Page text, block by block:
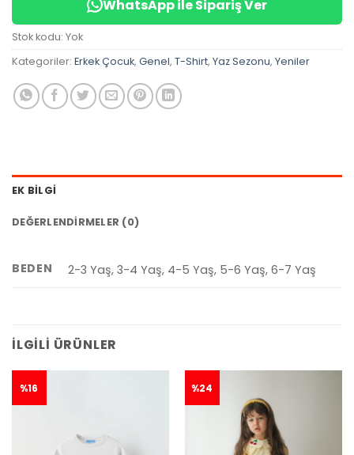
WhatsApp ile Sipariş Ver
Stok kodu: Yok
Kategoriler: Erkek Çocuk, Genel, T-Shirt, Yaz Sezonu, Yeniler
EK BILGI
DEĞERLENDIRMELER (0)
BEDEN 2-3 Yaş, 3-4 Yaş, 4-5 Yaş, 5-6 Yaş, 6-7 Yaş
İLGILI ÜRÜNLER
%16 %24